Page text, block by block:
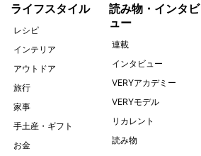
ライフスタイル
レシピ
インテリア
アウトドア
旅行
家事
手土産・ギフト
お金
読み物・インタビ
ュー
連載
インタビュー
VERYアカデミー
VERYモデル
リカレント
読み物